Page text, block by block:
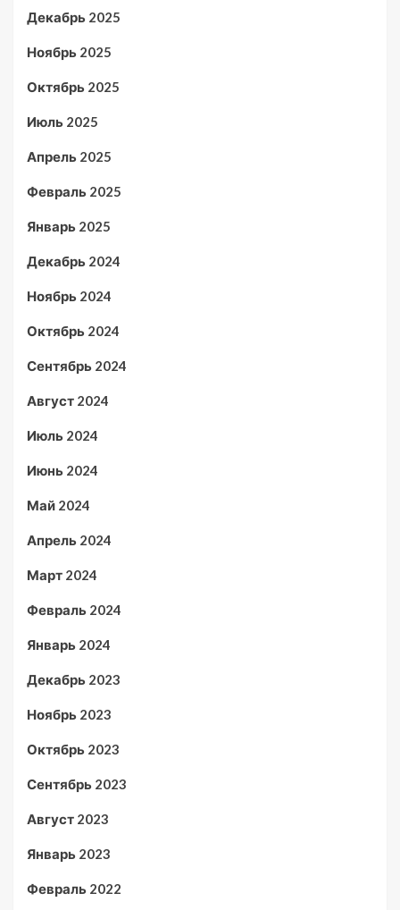
Декабрь 2025
Ноябрь 2025
Октябрь 2025
Июль 2025
Апрель 2025
Февраль 2025
Январь 2025
Декабрь 2024
Ноябрь 2024
Октябрь 2024
Сентябрь 2024
Август 2024
Июль 2024
Июнь 2024
Май 2024
Апрель 2024
Март 2024
Февраль 2024
Январь 2024
Декабрь 2023
Ноябрь 2023
Октябрь 2023
Сентябрь 2023
Август 2023
Январь 2023
Февраль 2022